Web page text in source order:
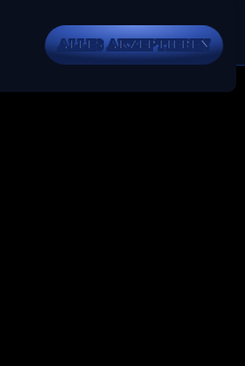
ALLES AKZEPTIEREN